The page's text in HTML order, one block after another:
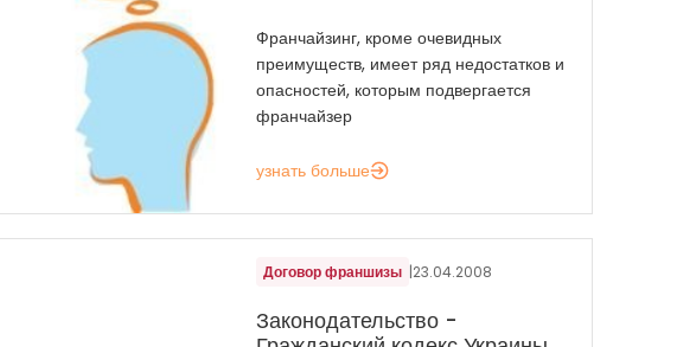
Франчайзинг, кроме очевидных
преимуществ, имеет ряд недостатков и
опасностей, которым подвергается
франчайзер
узнать больше
Договор франшизы |23.04.2008
Законодательство -